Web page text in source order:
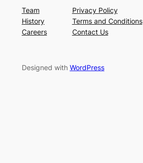
Team
History
Careers
Privacy Policy
Terms and Conditions
Contact Us
Designed with WordPress